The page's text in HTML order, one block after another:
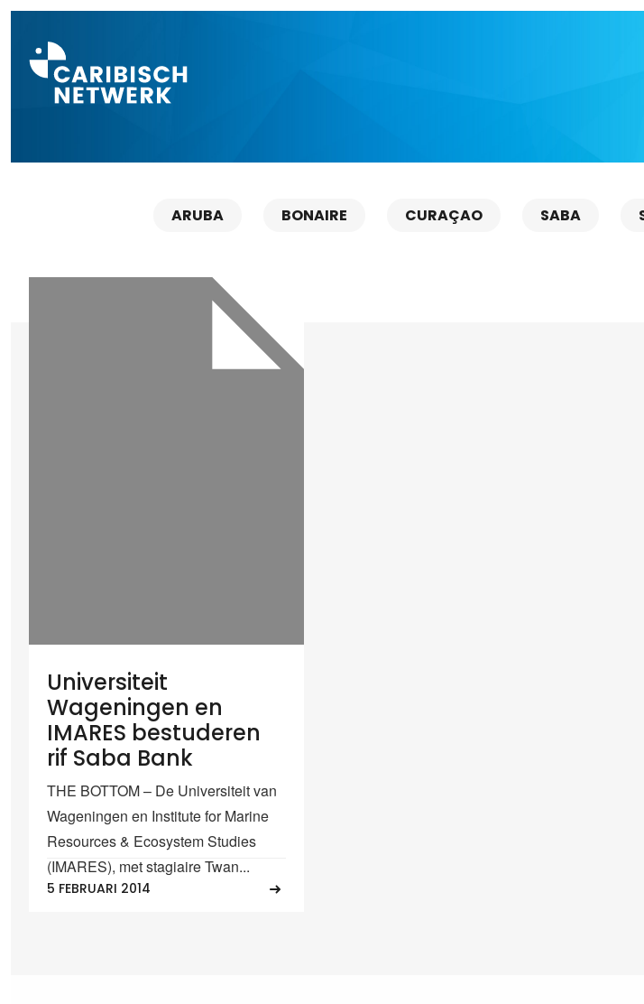
ARUBA BONAIRE CURAÇAO SABA
Universiteit
Wageningen en
IMARES bestuderen
rif Saba Bank
THE BOTTOM – De Universiteit van
Wageningen en Institute for Marine
Resources & Ecosystem Studies
(IMARES), met stagiaire Twan...
5 FEBRUARI 2014